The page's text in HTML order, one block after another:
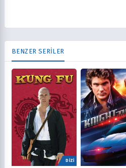
BENZER SERİLER
DİZİ